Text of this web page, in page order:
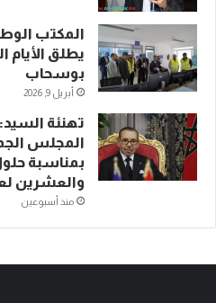
المكتب
يطلق
بوسحاب
أبريل 9, 2026
تهنئة
المجلس
بمناسبة
والعشرين
منذ أسبوعين